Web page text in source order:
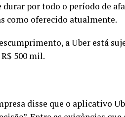
durar por todo o período de
como oferecido atualmente.
a Uber está
500 mil.
disse que o aplicativo